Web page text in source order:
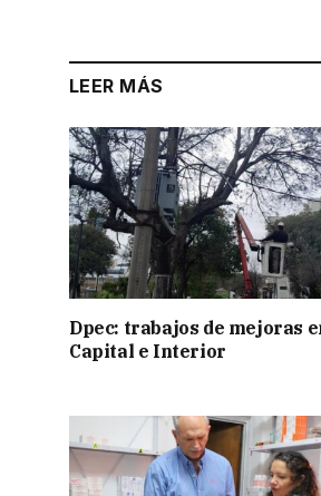
LEER MÁS
Dpec: trabajos de mejoras
Capital e Interior